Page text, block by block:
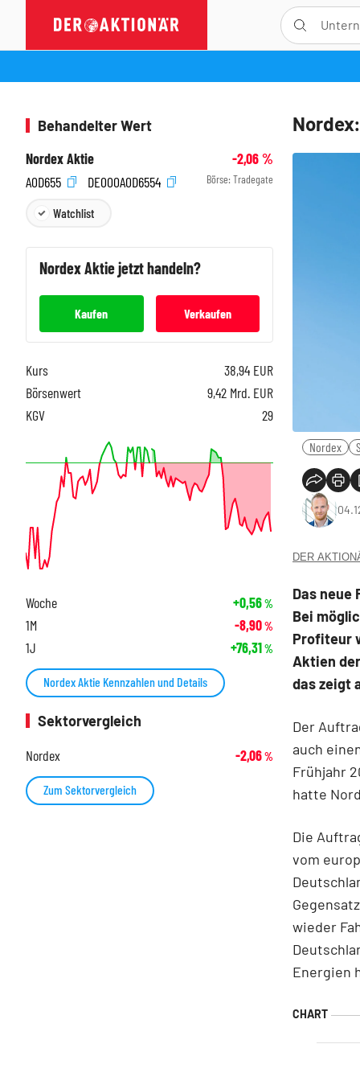
Nordex
DER
Das neue
Bei
Profiteur
Aktien
das zeigt
Der
auch
Frühjahr
hatte
Die
vom
wieder
Energien
Behandelter Wert
Nordex Aktie
-2,06%
A0D655
DE000A0D6554 Börse: Tradegate
Watchlist
NordexAktie jetzt handeln?
Kaufen Verkaufen
Kurs 38,94 EUR
Börsenwert
9,42 Mrd. EUR
KGV
29
Woche +0,56%
1M -8,90%
1J +76,31%
Nordex Aktie Kennzahlen und Details
Sektorvergleich
Nordex
-2,06%
Zum Sektorvergleich